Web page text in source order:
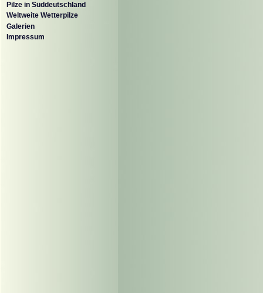
Pilze in Süddeutschland
Weltweite Wetterpilze
Galerien
Impressum